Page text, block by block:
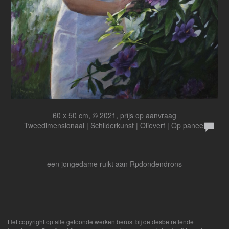
60 x 50 cm, © 2021, prijs op aanvraag
Tweedimensionaal | Schilderkunst | Olieverf | Op paneel
een jongedame ruikt aan Rpdondendrons
Het copyright op alle getoonde werken berust bij de desbetreffende